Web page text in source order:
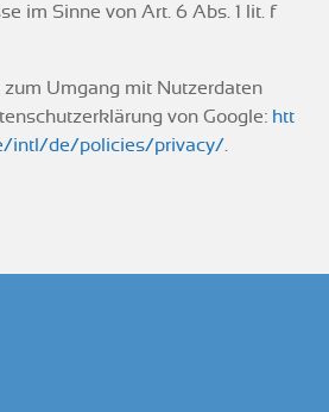
im Sinne von Art. 6 Abs. 1 lit. f
Umgang mit Nutzerdaten
von Google: htt
intl/de/policies/privacy/.